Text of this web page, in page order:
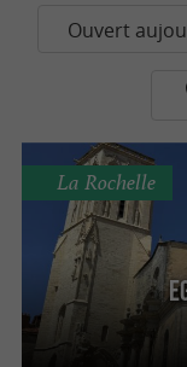
Ouvert
La Rochelle